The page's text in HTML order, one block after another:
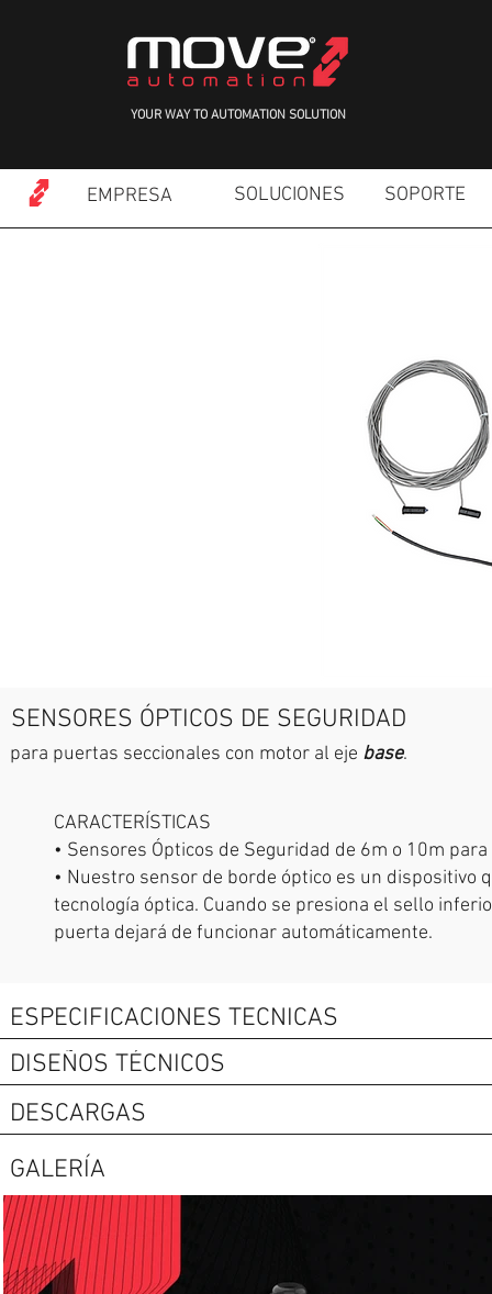
YOUR WAY TO AUTOMATION SOLUTION
EMPRESA SOLUCIONES SOPORTE
SENSORES ÓPTICOS DE SEGURIDAD
para puertas seccionales con motor al eje base.
CARACTERÍSTICAS
• Sensores Ópticos de Seguridad de 6m o 10m
• Nuestro sensor de borde óptico es un dispositivo
tecnología óptica. Cuando se presiona el sello
puerta dejará de funcionar automáticamente.
DISEÑOS TÉCNICOS
ESPECIFICACIONES TECNICAS
DESCARGAS
GALERÍA